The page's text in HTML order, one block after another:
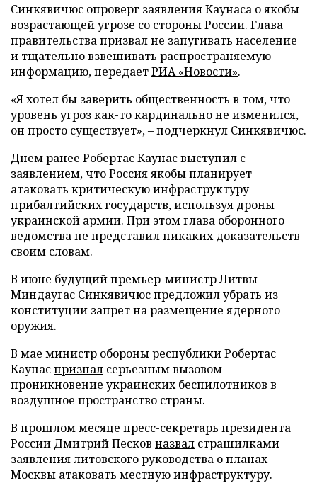
Синкявичюс опроверг заявления Каунаса о якобы
возрастающей угрозе со стороны России. Глава
правительства призвал не запугивать население
и тщательно взвешивать распространяемую
информацию, передаетРИА «Новости».
«Я хотел бы заверить общественность в том, что
уровень угроз как-то кардинально не изменился,
он просто существует», – подчеркнул Синкявичюс.
Днем ранее Робертас Каунас выступил с
заявлением, что Россия якобы планирует
атаковать критическую инфраструктуру
прибалтийских государств, используя дроны
украинской армии. При этом глава оборонного
ведомства не представил никаких доказательств
своим словам.
В июне будущий премьер-министр Литвы
Миндаугас Синкявичюспредложилубрать из
конституции запрет на размещение ядерного
оружия.
В мае министр обороны республики Робертас
Каунаспризнал серьезным вызовом
проникновение украинских беспилотников в
воздушное пространство страны.
В прошлом месяце пресс-секретарь президента
России Дмитрий Песков назвал страшилками
заявления литовского руководства о планах
Москвы атаковать местную инфраструктуру.